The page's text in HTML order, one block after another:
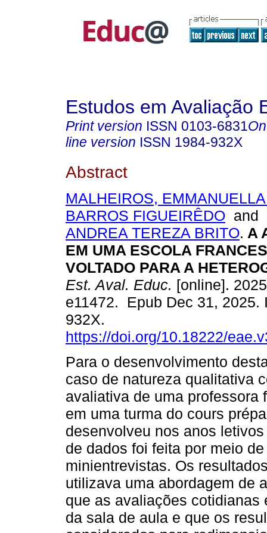
Estudos em Avaliação
Print version ISSN 0103-6831
line version ISSN 1984-932X
Abstract
MALHEIROS,
BARROS FIGUEIRÊDO and
ANDREA TEREZA BRITO. A
EM UMA ESCOLA
VOLTADO PARA A
Est. Aval. Educ. [online].
e11472. Epub Dec 31, 2025.
932X.
https://doi.org/10.18222/
Para o desenvolvimento
caso de natureza qualitativa
avaliativa de uma professora
em uma turma do cours
desenvolveu nos anos
de dados foi feita por meio
minientrevistas. Os
utilizava uma abordagem de
que as avaliações
da sala de aula e que os